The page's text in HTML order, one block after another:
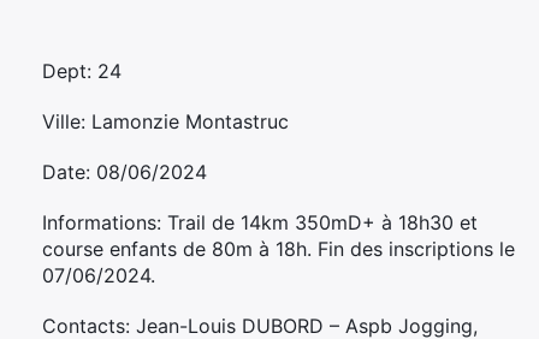
Dept: 24
Ville: Lamonzie Montastruc
Date: 08/06/2024
Informations: Trail de 14km 350mD+ à 18h30 et
course enfants de 80m à 18h. Fin des inscriptions le
07/06/2024.
Contacts: Jean-Louis DUBORD – Aspb Jogging,